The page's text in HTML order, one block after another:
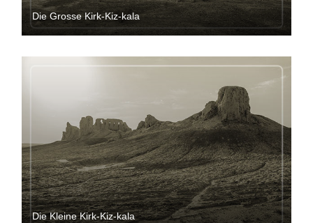
Die Grosse Kirk-Kiz-kala
Die Kleine Kirk-Kiz-kala